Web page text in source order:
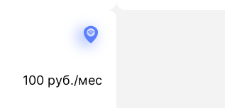
100 руб./мес